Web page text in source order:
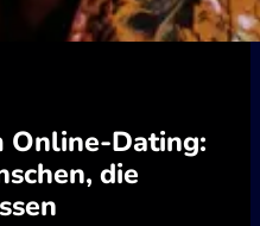
Online-Dating:
die